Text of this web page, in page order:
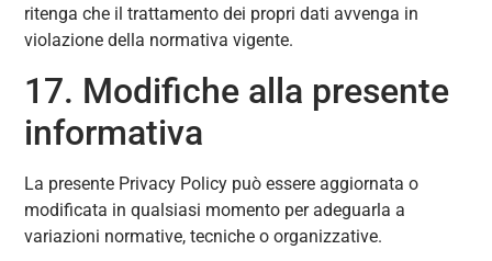
ritenga che il trattamento dei propri dati avvenga in
violazione della normativa vigente.
17. Modifiche alla presente
informativa
La presente Privacy Policy può essere aggiornata o
modificata in qualsiasi momento per adeguarla a
variazioni normative, tecniche o organizzative.